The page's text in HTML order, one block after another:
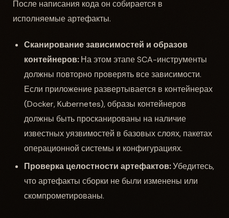
После написания кода он собирается в
исполняемые артефакты.
Сканирование зависимостей и образов
контейнеров:На этом этапе SCA-инструменты
должны повторно проверять все зависимости.
Если приложение развертывается в контейнерах
(Docker, Kubernetes), образы контейнеров
должны быть просканированы на наличие
известных уязвимостей в базовых слоях, пакетах
операционной системы и конфигурациях.
Проверка целостности артефактов:Убедитесь,
что артефакты сборки не были изменены или
скомпрометированы.